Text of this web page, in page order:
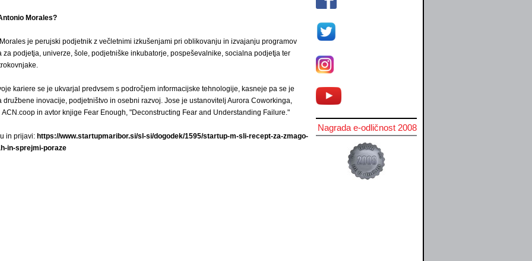
Morales?
je perujski podjetnik z večletnimi izkušenjami pri oblikovanju in izvajanju programov
za podjetja, univerze, šole, podjetniške inkubatorje, pospeševalnike, socialna podjetja ter
kariere se je ukvarjal predvsem s področjem informacijske tehnologije, kasneje pa se je
družbene inovacije, podjetništvo in osebni razvoj. Jose je ustanovitelj Aurora Coworkinga,
in avtor knjige Fear Enough, "Deconstructing Fear and Understanding Failure."
in prijavi: https://www.startupmaribor.si/sl-si/dogodek/1595/startup-m-sli-recept-za-zmago-
in-sprejmi-poraze
Nagrada e-odličnost 2008